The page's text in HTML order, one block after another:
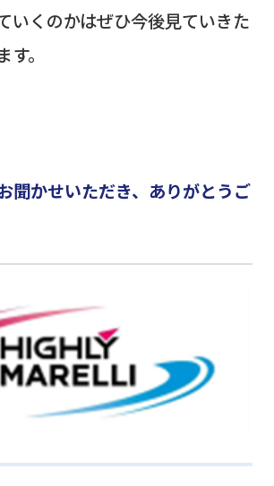
いくのかはぜひ今後見ていきた
。
聞かせいただき、ありがとうご